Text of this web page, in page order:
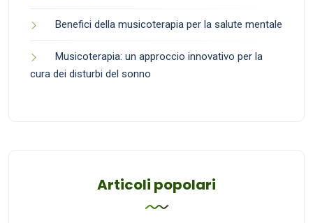
Benefici della musicoterapia per la salute mentale
Musicoterapia: un approccio innovativo per la
cura dei disturbi del sonno
Articoli popolari